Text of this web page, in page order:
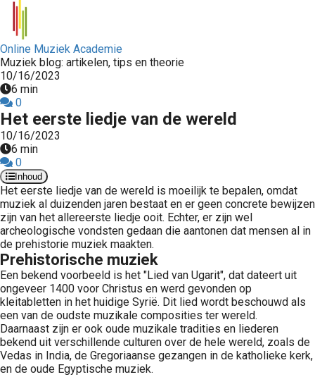
Online Muziek Academie
Muziek blog: artikelen, tips en theorie
10/16/2023
6 min
0
Het eerste liedje van de wereld
10/16/2023
6 min
0
Inhoud
Het eerste liedje van de wereld is moeilijk te bepalen, omdat
muziek al duizenden jaren bestaat en er geen concrete bewijzen
zijn van het allereerste liedje ooit. Echter, er zijn wel
archeologische vondsten gedaan die aantonen dat mensen al in
de prehistorie muziek maakten.
Prehistorische muziek
Een bekend voorbeeld is het "Lied van Ugarit", dat dateert uit
ongeveer 1400 voor Christus en werd gevonden op
kleitabletten in het huidige Syrië. Dit lied wordt beschouwd als
een van de oudste muzikale composities ter wereld.
Daarnaast zijn er ook oude muzikale tradities en liederen
bekend uit verschillende culturen over de hele wereld, zoals de
Vedas in India, de Gregoriaanse gezangen in de katholieke kerk,
en de oude Egyptische muziek.